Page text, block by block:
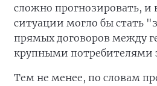
сложно прогнозировать, и
ситуации могло бы стать
прямых договоров между
крупными потребителями
Тем не менее, по словам